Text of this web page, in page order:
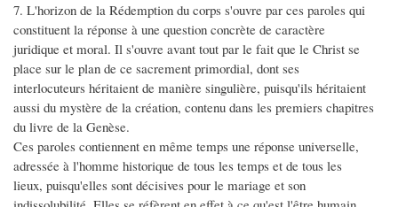
7. L'horizon de la Rédemption du corps s'ouvre par ces paroles qui
constituent la réponse à une question concrète de caractère
juridique et moral. Il s'ouvre avant tout par le fait que le Christ se
place sur le plan de ce sacrement primordial, dont ses
interlocuteurs héritaient de manière singulière, puisqu'ils héritaient
aussi du mystère de la création, contenu dans les premiers chapitres
du livre de la Genèse.
Ces paroles contiennent en même temps une réponse universelle,
adressée à l'homme historique de tous les temps et de tous les
lieux, puisqu'elles sont décisives pour le mariage et son